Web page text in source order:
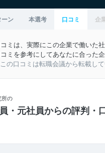
ーン 本選考 口コミ 企
ミは、実際にこの企業で働いた
ミを参考にしてあなたに合った
の口コミは転職会議から転載して
所の
・元社員からの評判・